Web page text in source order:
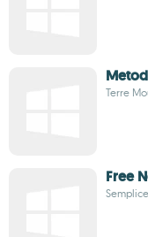
Terre
Free